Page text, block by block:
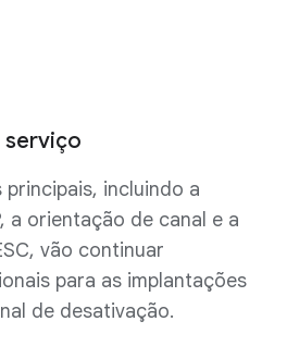
serviço
incluindo a
a orientação de canal e a
vão continuar
para as implantações
de desativação.